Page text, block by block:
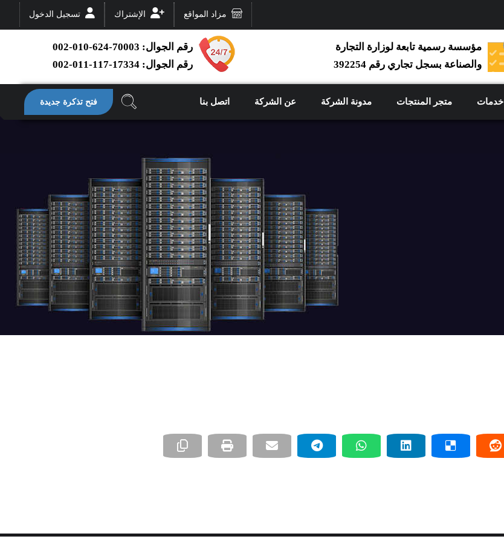
مزاد المواقع الإشتراك تسجيل الدخول
مؤسسة رسمية تابعة لوزارة التجارة
والصناعة بسجل تجاري رقم 392254
رقم الجوال: 70003-624-010-002
رقم الجوال: 17334-117-011-002
خدمات متجر المنتجات مدونة الشركة عن الشركة اتصل بنا فتح تذكرة جديدة